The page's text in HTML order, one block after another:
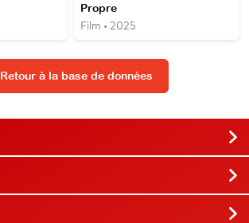
Propre
Film • 2025
Retour à la base de données